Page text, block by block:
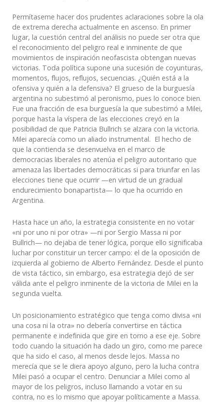
Permítaseme hacer dos prudentes aclaraciones sobre la ola
de extrema derecha actualmente en ascenso. En primer
lugar, la cuestión central del análisis no puede ser otra que
el reconocimiento del peligro real e inminente de que
movimientos de inspiración neofascista obtengan nuevas
victorias. Toda política supone una sucesión de coyunturas,
momentos, flujos, reflujos, secuencias. ¿Quién está a la
ofensiva y quién a la defensiva? El grueso de la burguesía
argentina no subestimó al peronismo, pues lo conoce bien.
Fue una fracción de esa burguesía la que subestimó a Milei,
porque hasta la víspera de las elecciones creyó en la
posibilidad de que Patricia Bullrich se alzara con la victoria.
Milei aparecía como un aliado instrumental. El hecho de
que la contienda se desenvuelva en el marco de
democracias liberales no atenúa el peligro autoritario que
amenaza las libertades democráticas si para triunfar en las
elecciones tiene que ocurrir —en virtud de un gradual
endurecimiento bonapartista— lo que ha ocurrido en
Argentina.
Hasta hace un año, la estrategia consistente en no votar
«ni por uno ni por otra» —ni por Sergio Massa ni por
Bullrich— no dejaba de tener lógica, porque ello significaba
luchar por constituir un tercer campo: el de la oposición de
izquierda al gobierno de Alberto Fernández. Desde el punto
de vista táctico, sin embargo, esa estrategia dejó de ser
válida ante el peligro inminente de la victoria de Milei en la
segunda vuelta.
Un posicionamiento estratégico que tenga como divisa «ni
una cosa ni la otra» no debería convertirse en táctica
permanente e indefinida que gire en torno a ese eje. Sobre
todo cuando la situación ha dado un giro, como me parece
que ha sido el caso, al menos desde lejos. Massa no
merecía que se le diera apoyo alguno, pero la lucha contra
Milei pasó a ocupar el centro. Denunciar a Milei como al
mayor de los peligros, incluso llamando a votar en su
contra, no es lo mismo que apoyar políticamente a Massa.